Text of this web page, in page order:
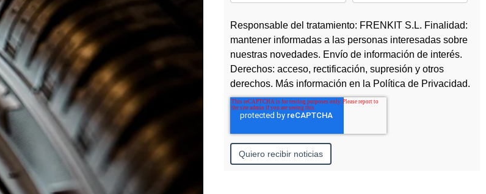
Responsable del tratamiento: FRENKIT S.L. Finalidad:
mantener informadas a las personas interesadas sobre
nuestras novedades. Envío de información de interés.
Derechos: acceso, rectificación, supresión y otros
derechos. Más información en la Política de Privacidad.